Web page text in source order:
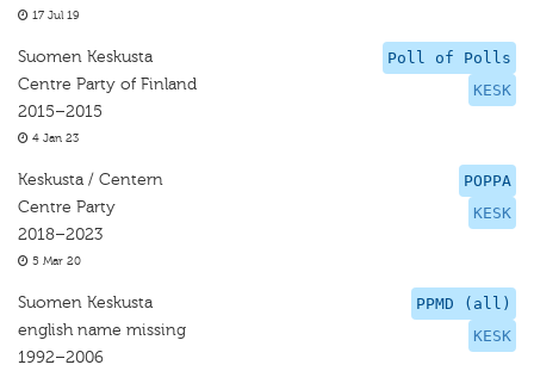
17 Jul 19
Poll of Polls
KESK
Suomen Keskusta
Centre Party of Finland
2015–2015
4 Jan 23
POPPA
KESK
Keskusta / Centern
Centre Party
2018–2023
5 Mar 20
PPMD (all)
KESK
Suomen Keskusta
english name missing
1992–2006